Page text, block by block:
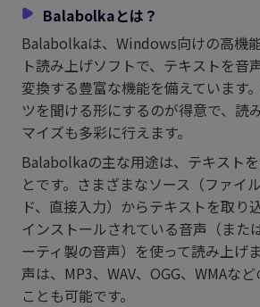
Balabolkaとは？
Balabolkaは、Windows向けの高機
ト読み上げソフトで、テキストを音
変換する豊富な機能を備えています
ツを聞ける形にするのが得意で、読
マイズも多彩に行えます。
Balabolkaの主な用途は、テキスト
とです。さまざまなソース（ファイ
ド、直接入力）からテキストを取り
インストールされている音声（また
ーティ製の音声）を使って読み上げ
声は、MP3、WAV、OGG、WMAな
ことも可能です。